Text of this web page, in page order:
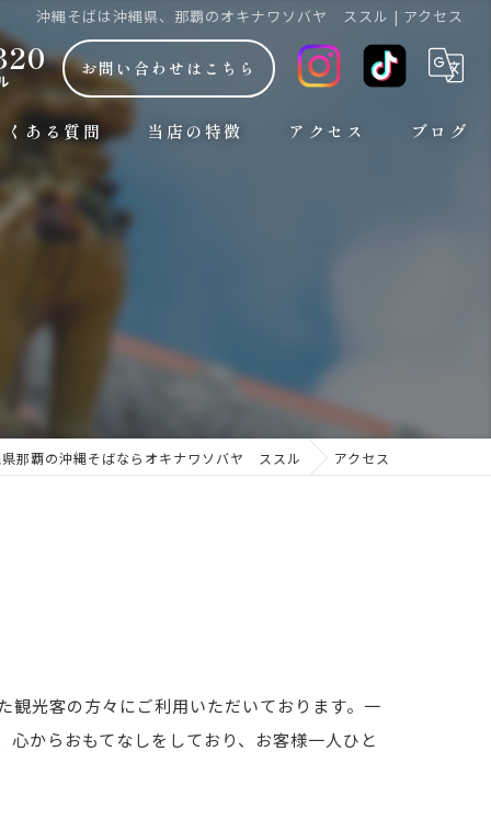
沖縄そばは沖縄県、那覇のオキナワソバヤ ススル | アクセス
お問い合わせはこちら
くある質問 当店の特徴
お手頃な安い価格
おしゃれ
アクセス ブログ
那覇の沖縄そばならオキナワソバヤ ススル アクセス
観光客の方々にご利用いただいております。一
からおもてなしをしており、お客様一人ひと